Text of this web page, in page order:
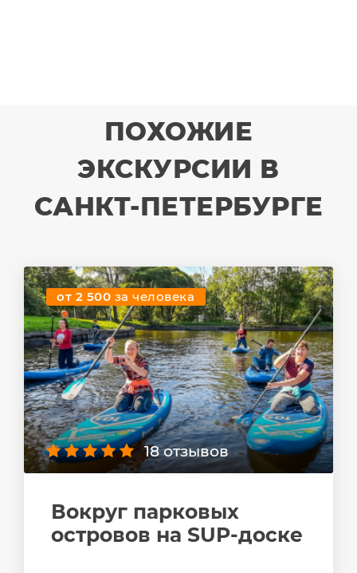
ПОХОЖИЕ
ЭКСКУРСИИ В
САНКТ-ПЕТЕРБУРГЕ
от 2 500 за человека
18 отзывов
Вокруг парковых
островов на SUP-доске